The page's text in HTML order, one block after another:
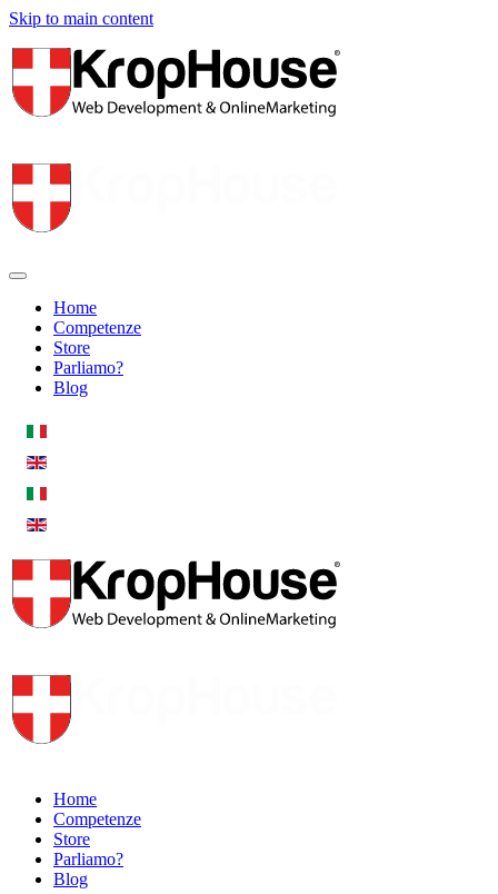
Skip to main content
Home
Competenze
Store
Parliamo?
Blog
Home
Competenze
Store
Parliamo?
Blog